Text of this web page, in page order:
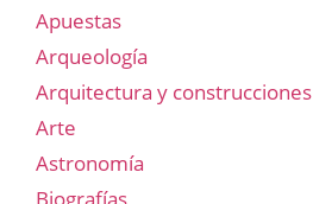
Apuestas
Arqueología
Arquitectura y construcciones
Arte
Astronomía
Biografías